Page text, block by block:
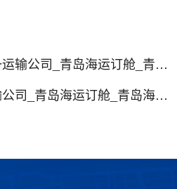
青岛海运订舱_青岛海运代理
岛海运订舱_青岛海运代理